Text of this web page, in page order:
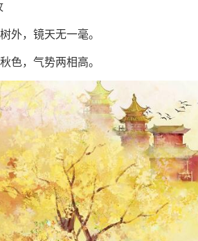
，镜天无一毫。
，气势两相高。